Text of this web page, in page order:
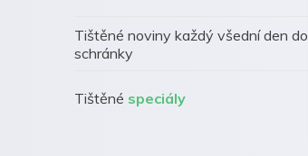
Tištěné noviny každý všední den do
schránky
Tištěné speciály